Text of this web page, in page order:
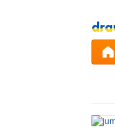
Pāriet
uz
saturu